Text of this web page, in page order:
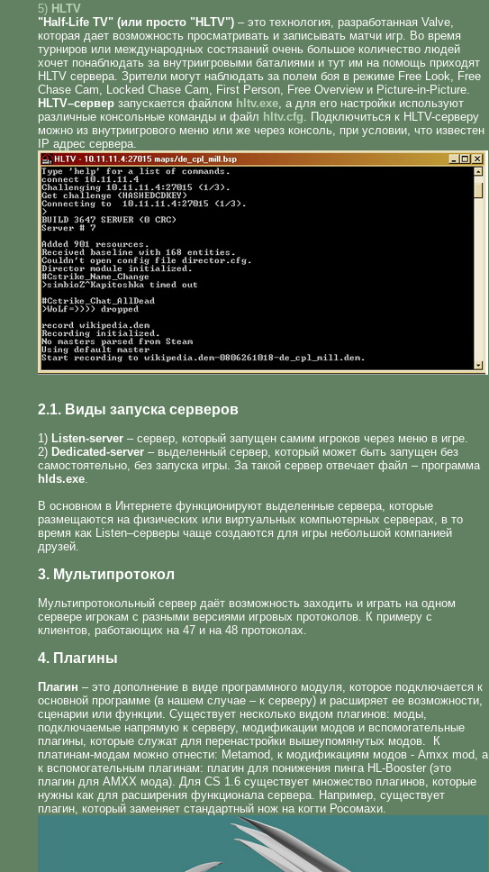
5) HLTV
"Half-Life TV" (или просто "HLTV") – это технология, разработанная Valve,
которая дает возможность просматривать и записывать матчи игр. Во время
турниров или международных состязаний очень большое количество людей
хочет понаблюдать за внутриигровыми баталиями и тут им на помощь приходят
HLTV сервера. Зрители могут наблюдать за полем боя в режиме Free Look, Free
Chase Cam, Locked Chase Cam, First Person, Free Overview и Picture-in-Picture.
HLTV–сервер запускается файлом hltv.exe , а для его настройки используют
различные консольные команды и файл hltv.cfg . Подключиться к HLTV-серверу
можно из внутриигрового меню или же через консоль, при условии, что известен
IP адрес сервера.
2.1. Виды запуска серверов
1) Listen-server – сервер, который запущен самим игроков через меню в игре.
2) Dedicated-server – выделенный сервер, который может быть запущен без
самостоятельно, без запуска игры. За такой сервер отвечает файл – программа
hlds.exe
В основном в Интернете функционируют выделенные сервера, которые
размещаются на физических или виртуальных компьютерных серверах, в то
время как Listen–серверы чаще создаются для игры небольшой компанией
друзей.
3. Мультипротокол
Мультипротокольный сервер даёт возможность заходить и играть на одном
сервере игрокам с разными версиями игровых протоколов. К примеру с
клиентов, работающих на 47 и на 48 протоколах.
4. Плагины
Плагин – это дополнение в виде программного модуля, которое подключается к
основной программе (в нашем случае – к серверу) и расширяет ее возможности,
сценарии или функции. Существует несколько видом плагинов: моды,
подключаемые напрямую к серверу, модификации модов и вспомогательные
плагины, которые служат для перенастройки вышеупомянутых модов. К
платинам-модам можно отнести: Metamod, к модификациям модов - Amxx mod, а
к вспомогательным плагинам: плагин для понижения пинга HL-Booster (это
плагин для AMXX мода). Для CS 1.6 существует множество плагинов, которые
нужны как для расширения функционала сервера. Например, существует
плагин, который заменяет стандартный нож на когти Росомахи.